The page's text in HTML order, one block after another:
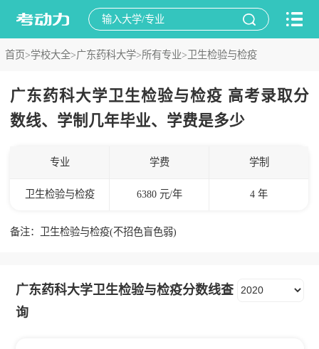
首页>学校大全>广东药科大学>所有专业> 卫生检验与检疫
广东药科大学卫生检验与检疫 高考录取分
数线、学制几年毕业、学费是多少
专业 学费 学制
卫生检验与检疫 6380 元/年 4 年
备注：卫生检验与检疫(不招色盲色弱)
广东药科大学卫生检验与检疫分数线查
询